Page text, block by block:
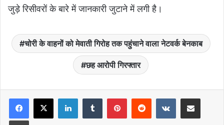
जुड़े रिसीवरों के बारे में जानकारी जुटाने में लगी है।
चोरी के वाहनों को मेवाती गिरोह तक पहुंचाने वाला नेटवर्क बेनकाब
छह आरोपी गिरफ्तार